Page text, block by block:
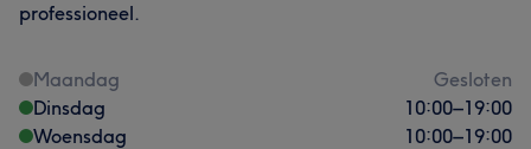
professioneel.
Maandag
Gesloten
Dinsdag
10:00–19:00
Woensdag
10:00–19:00